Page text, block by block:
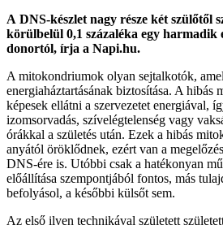
A DNS-készlet nagy része két szülőtől
körülbelül 0,1 százaléka egy harmadik
donortól, írja a Napi.hu.
A mitokondriumok olyan sejtalkotók,
energiaháztartásának biztosítása. A hibás
képesek ellátni a szervezetet energiával,
izomsorvadás, szívelégtelenség vagy
órákkal a születés után. Ezek a hibás
anyától öröklődnek, ezért van a
DNS-ére is. Utóbbi csak a hatékonyan
előállítása szempontjából fontos, más
befolyásol, a későbbi külsőt sem.
Az első ilyen technikával született